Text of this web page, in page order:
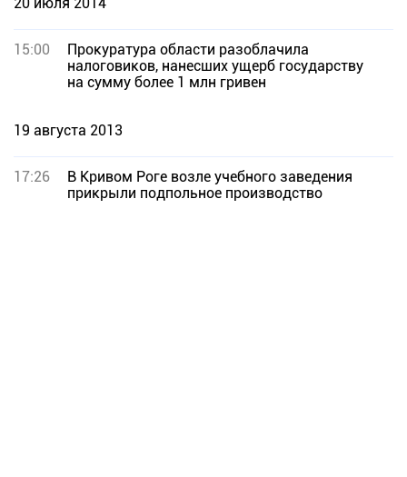
15:00
Прокуратура области разоблачила
налоговиков, нанесших ущерб государству
на сумму более 1 млн гривен
19 августа 2013
17:26
В Кривом Роге возле учебного заведения
прикрыли подпольное производство